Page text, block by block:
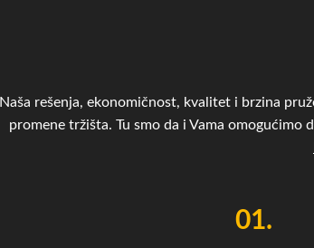
Naša rešenja, ekonomičnost, kvalitet i brzina
promene tržišta. Tu smo da i Vama omogućimo
01.